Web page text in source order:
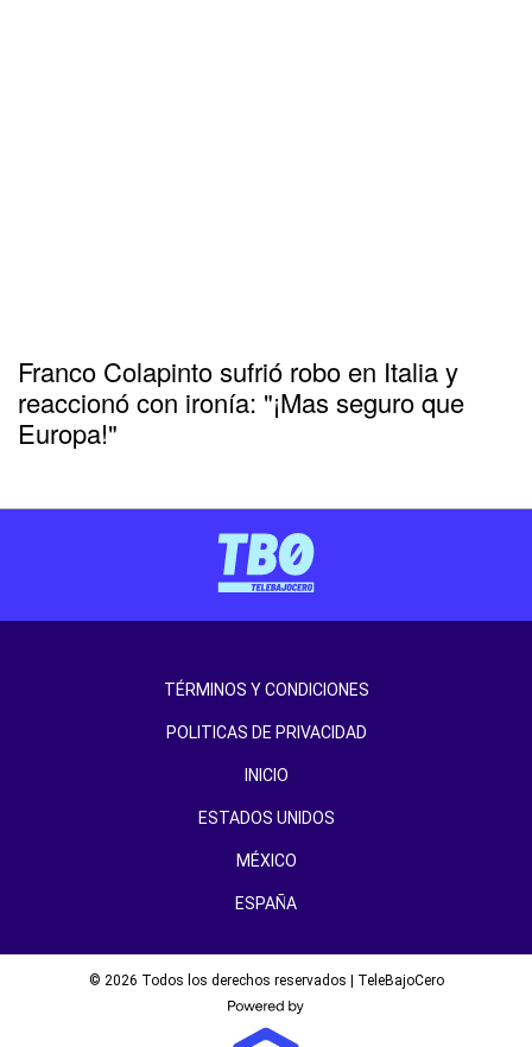
Franco Colapinto sufrió robo en Italia y
reaccionó con ironía: "¡Mas seguro que
Europa!"
TÉRMINOS Y CONDICIONES
POLITICAS DE PRIVACIDAD
INICIO
ESTADOS UNIDOS
MÉXICO
ESPAÑA
© 2026 Todos los derechos reservados | TeleBajoCero